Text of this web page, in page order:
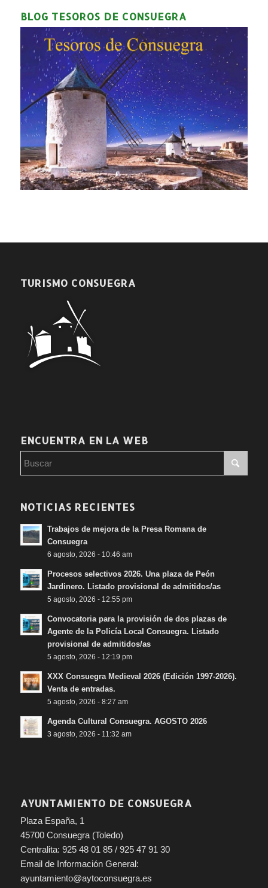
BLOG TESOROS DE CONSUEGRA
TURISMO CONSUEGRA
ENCUENTRA EN LA WEB
NOTICIAS RECIENTES
Trabajos de mejora de la Presa Romana de
Consuegra
6 agosto, 2026 - 10:46 am
Procesos selectivos 2026. Una plaza de Peón
Jardinero. Listado provisional de admitidos/as
5 agosto, 2026 - 12:55 pm
Convocatoria para la provisión de dos plazas de
Agente de la Policía Local Consuegra. Listado
provisional de admitidos/as
5 agosto, 2026 - 12:19 pm
XXX Consuegra Medieval 2026 (Edición 1997-2026).
Venta de entradas.
5 agosto, 2026 - 8:27 am
Agenda Cultural Consuegra. AGOSTO 2026
3 agosto, 2026 - 11:32 am
AYUNTAMIENTO DE CONSUEGRA
Plaza España, 1
45700 Consuegra (Toledo)
Centralita: 925 48 01 85 / 925 47 91 30
Email de Información General:
ayuntamiento@aytoconsuegra.es